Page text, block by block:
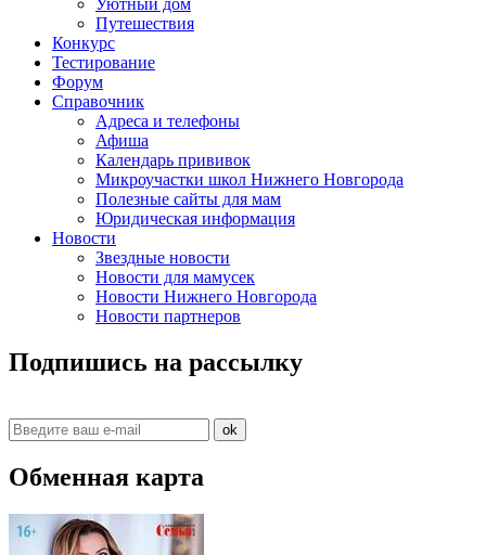
Уютный дом
Путешествия
Конкурс
Тестирование
Форум
Справочник
Адреса и телефоны
Афиша
Календарь прививок
Микроучастки школ Нижнего Новгорода
Полезные сайты для мам
Юридическая информация
Новости
Звездные новости
Новости для мамусек
Новости Нижнего Новгорода
Новости партнеров
Подпишись на рассылку
ok
Обменная карта